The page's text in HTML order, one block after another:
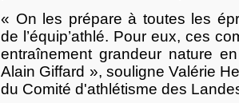
« On les prépare à toutes les
de l’équip’athlé. Pour eux, ces
entraînement grandeur nature
Alain Giffard », souligne Valérie
du Comité d'athlétisme des